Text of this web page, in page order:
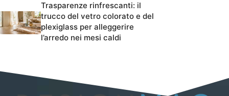
Trasparenze rinfrescanti: il
trucco del vetro colorato e del
plexiglass per alleggerire
l’arredo nei mesi caldi